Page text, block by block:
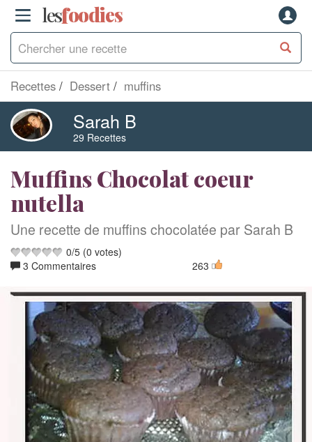
lesfoodies
Recettes Dessert muffins
Sarah B
29 Recettes
Muffins Chocolat coeur
nutella
Une recette de muffins chocolatée par Sarah B
0/5 (0 votes)
3 Commentaires
263